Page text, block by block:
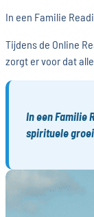
In een Familie
Tijdens de Online
zorgt er voor dat
In een Familie
spirituele